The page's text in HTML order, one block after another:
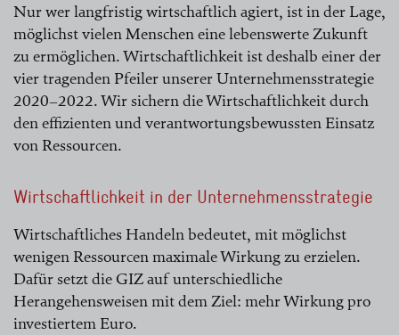
Nur wer langfristig wirtschaftlich agiert, ist in der Lage,
möglichst vielen Menschen eine lebenswerte Zukunft
zu ermöglichen. Wirtschaftlichkeit ist deshalb einer der
vier tragenden Pfeiler unserer Unternehmensstrategie
2020–2022. Wir sichern die Wirtschaftlichkeit durch
den effizienten und verantwortungsbewussten Einsatz
von Ressourcen.
Wirtschaftlichkeit in der Unternehmensstrategie
Wirtschaftliches Handeln bedeutet, mit möglichst
wenigen Ressourcen maximale Wirkung zu erzielen.
Dafür setzt die GIZ auf unterschiedliche
Herangehensweisen mit dem Ziel: mehr Wirkung pro
investiertem Euro.